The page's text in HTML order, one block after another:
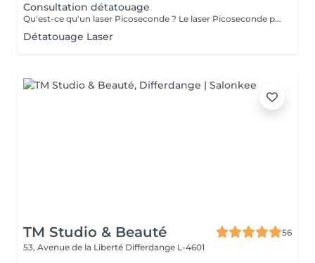
Consultation détatouage
Qu'est-ce qu'un laser Picoseconde ? Le laser Picoseconde permet de délivrer une impulsion lumineuse de l'ordre de 300 picoseconde. Cette brièveté d'impulsion induit une onde de choc capable de fragmenter les pigments du tatouage. Le détatouage était jusqu'à présent réalisé avec des lasers dits «Q Switched» avec une durée d'impulsion de l'ordre de la nanoseconde, beaucoup moins efficace. - Efficace sur les tatouages noirs et de couleurs - Traitement corps, visage et maquillage permanant. - Le détatouage par laser ne laisse pas de cicatrices après le traitement ; - Les séances sont espacées de 30 à 40 jours (au lieu de 2 mois ou plus avec un laser «Q Switched») ; Il est impossible de prédire avec précision le nombre de séances nécessaires. En effet, tout dépend des facteurs sur lesquels nous n'avons aucune information avant de commencer le traitement (qualité et profondeur de l'encre, présence ou non de métaux dans les pigments)
Détatouage Laser
TM Studio & Beauté
56
53, Avenue de la Liberté Differdange L-4601